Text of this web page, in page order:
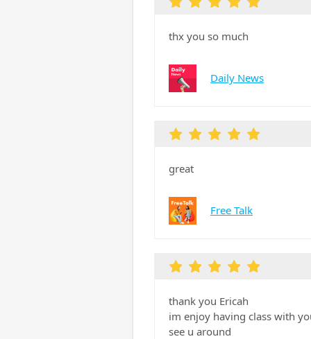
thx you so much
Daily News
great
Free Talk
thank you Ericah
im enjoy having class with
see u around